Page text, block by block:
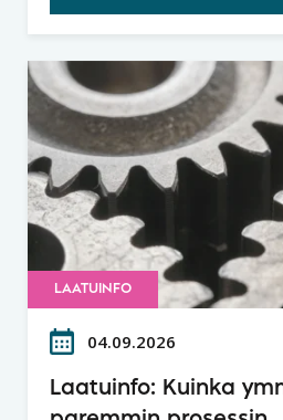
LAATUINFO
04.09.2026
Laatuinfo: Kuinka